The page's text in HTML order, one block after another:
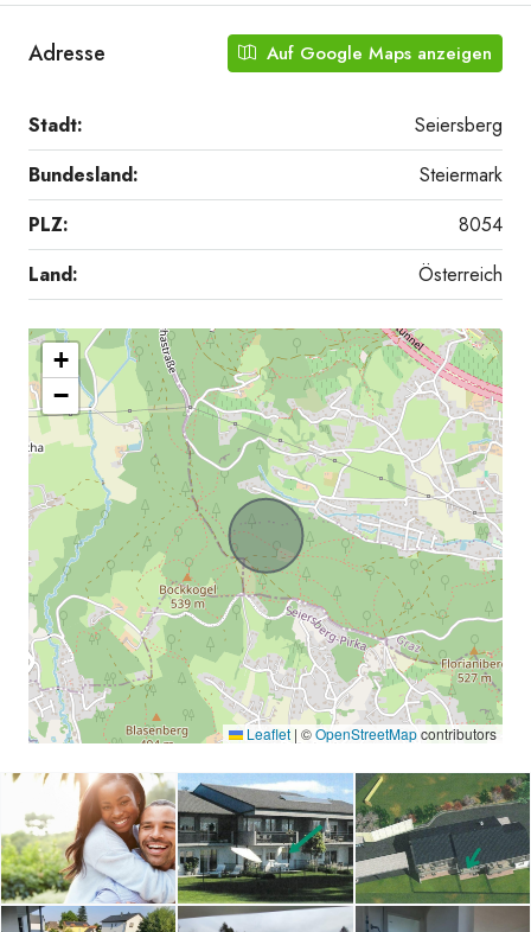
Adresse Auf Google Maps anzeigen
Stadt:
Seiersberg
Bundesland:
Steiermark
PLZ:
8054
Land:
Österreich
+
−
Leaflet | ©OpenStreetMapcontributors